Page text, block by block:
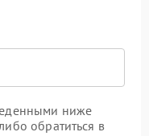
ниже
обратиться в